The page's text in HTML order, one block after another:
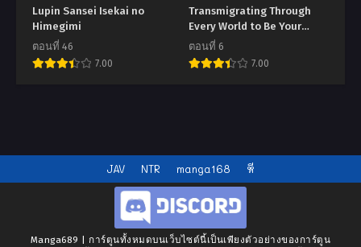
Lupin Sansei Isekai no
Himegimi
ตอนที่ 46
7.00
Transmigrating Through
Every World to Be Your
Black Lotus
ตอนที่ 6
7.00
JAV NTR manga168 หี
Manga689 | การ์ตูนทั้งหมดบนเว็บไซต์นี้เป็นเพียงตัวอย่างของการ์ตูน